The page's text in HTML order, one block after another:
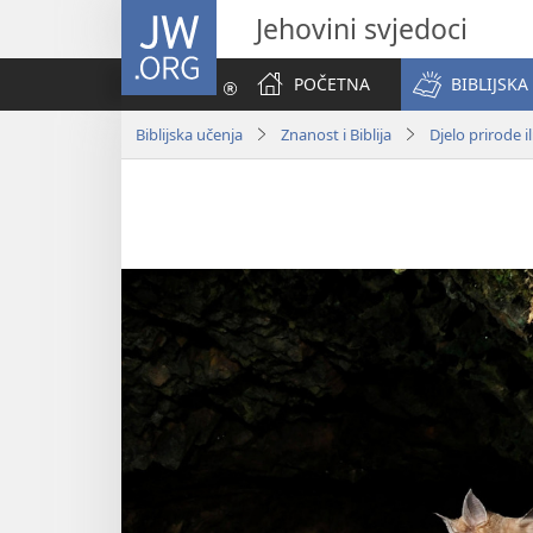
JW.ORG Jehovini svjedoci
POČETNA
BIBLIJSKA
Biblijska učenja Znanost i Biblija Djelo prirode